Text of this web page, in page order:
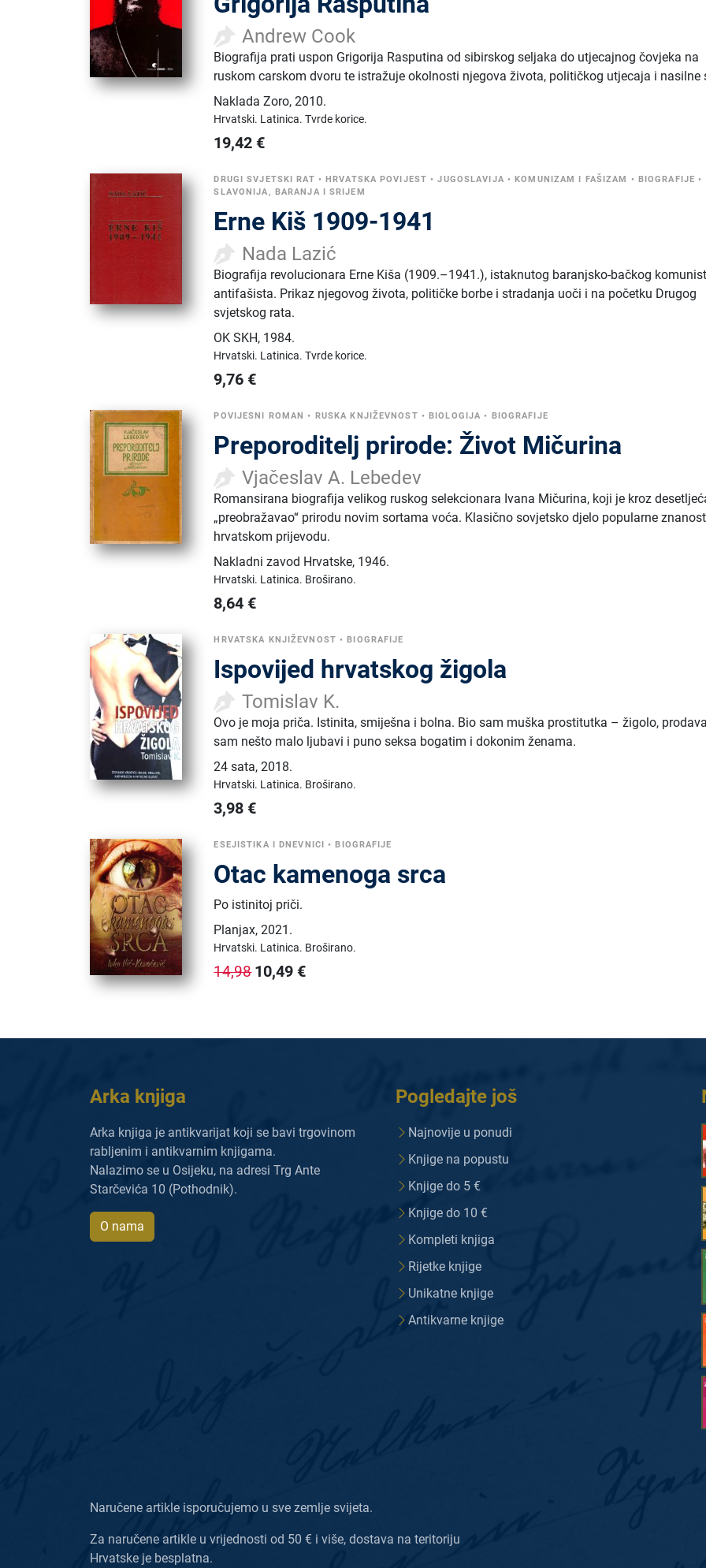
Andrew Cook
Biografija prati uspon Grigorija Rasputina od sibirskog seljaka do utjecajnog čovjeka na
ruskom carskom dvoru te istražuje okolnosti njegova života, političkog utjecaja i nasilne
Naklada Zoro,2010.
Hrvatski. Latinica.Tvrde korice.
19,42 €
DRUGI SVJETSKI RAT •HRVATSKA POVIJEST •JUGOSLAVIJA •KOMUNIZAM I FAŠIZAM • BIOGRAFIJE •
SLAVONIJA, BARANJA I SRIJEM
Erne Kiš 1909-1941
Nada Lazić
Biografija revolucionara Erne Kiša (1909.–1941.), istaknutog baranjsko-bačkog
antifašista. Prikaz njegovog života, političke borbe i stradanja uoči i na početku Drugog
svjetskog rata.
OK SKH, 1984.
Hrvatski. Latinica.Tvrde korice.
9,76 €
POVIJESNI ROMAN • RUSKA KNJIŽEVNOST •BIOLOGIJA • BIOGRAFIJE
Preporoditelj prirode: Život Mičurina
Vjačeslav A. Lebedev
Romansirana biografija velikog ruskog selekcionara Ivana Mičurina, koji je kroz
„preobražavao“ prirodu novim sortama voća. Klasično sovjetsko djelo popularne
hrvatskom prijevodu.
Nakladni zavod Hrvatske, 1946.
Hrvatski. Latinica. Broširano.
8,64 €
HRVATSKA KNJIŽEVNOST •BIOGRAFIJE
Ispovijed hrvatskog žigola
Tomislav K.
Ovo je moja priča. Istinita, smiješna i bolna. Bio sam muška prostitutka – žigolo,
sam nešto malo ljubavi i puno seksa bogatim i dokonim ženama.
24 sata,2018.
Hrvatski. Latinica. Broširano.
3,98 €
ESEJISTIKA I DNEVNICI •BIOGRAFIJE
Otac kamenoga srca
Po istinitoj priči.
Planjax,2021.
Hrvatski. Latinica. Broširano.
14,9810,49 €
Arka knjiga
Arka knjiga je antikvarijat koji se bavi trgovinom
rabljenim i antikvarnim knjigama.
Nalazimo se u Osijeku, na adresi Trg Ante
Starčevića 10 (Pothodnik).
O nama
Pogledajte još
Najnovije u ponudi
Knjige na popustu
Knjige do 5 €
Knjige do 10 €
Kompleti knjiga
Rijetke knjige
Unikatne knjige
Antikvarne knjige
Naručene artikle isporučujemo u sve zemlje svijeta.
Za naručene artikle u vrijednosti od 50 € i više, dostava na teritoriju
Hrvatske je besplatna.